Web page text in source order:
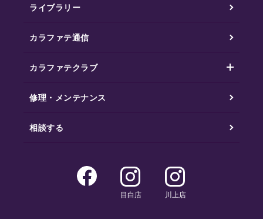
ライブラリー
カラファテ通信
カラファテクラブ
修理・メンテナンス
相談する
目白店 川上店